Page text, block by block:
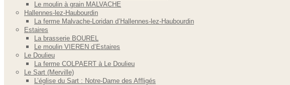
Le moulin à grain MALVACHE
Hallennes-lez-Haubourdin
La ferme Malvache-Loridan d’Hallennes-lez-Haubourdin
Estaires
La brasserie BOUREL
Le moulin VIEREN d’Estaires
Le Doulieu
La ferme COLPAERT à Le Doulieu
Le Sart (Merville)
L’église du Sart : Notre-Dame des Affligés